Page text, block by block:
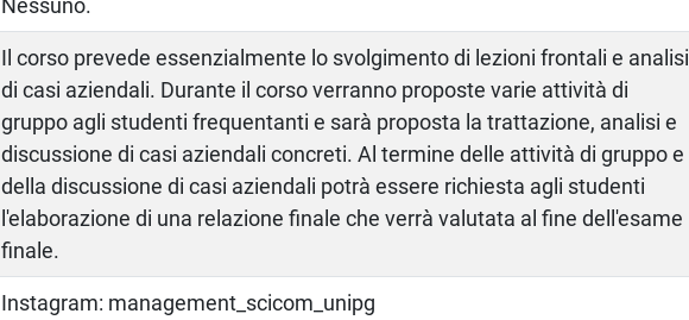
Nessuno.
Il corso prevede essenzialmente lo svolgimento di lezioni frontali e analisi
di casi aziendali. Durante il corso verranno proposte varie attività di
gruppo agli studenti frequentanti e sarà proposta la trattazione, analisi e
discussione di casi aziendali concreti. Al termine delle attività di gruppo e
della discussione di casi aziendali potrà essere richiesta agli studenti
l'elaborazione di una relazione finale che verrà valutata al fine dell'esame
finale.
Instagram: management_scicom_unipg